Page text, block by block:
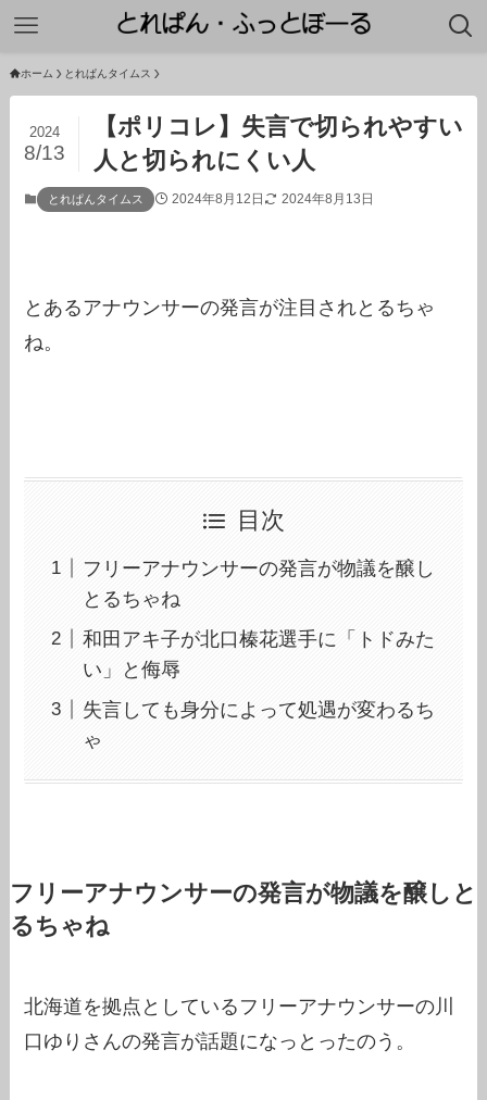
ホーム とれぱんタイムス
【ポリコレ】失言で切られやすい
人と切られにくい人
2024
8/13
とれぱんタイムス 2024年8月12日 2024年8月13日
とあるアナウンサーの発言が注目されとるちゃ
ね。
目次
フリーアナウンサーの発言が物議を醸し
とるちゃね
和田アキ子が北口榛花選手に「トドみた
い」と侮辱
失言しても身分によって処遇が変わるち
ゃ
フリーアナウンサーの発言が物議を醸しと
るちゃね
北海道を拠点としているフリーアナウンサーの川
口ゆりさんの発言が話題になっとったのう。